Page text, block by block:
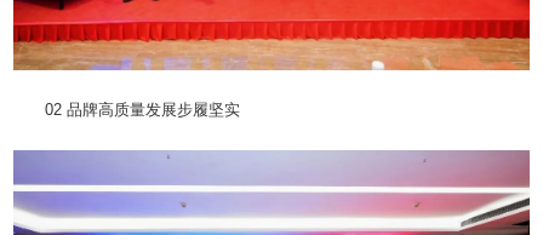
02 品牌高质量发展步履坚实